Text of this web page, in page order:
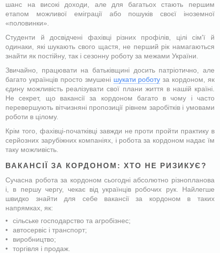
шанс на високі доходи, але для багатьох стають першим
етапом можливої еміграції або пошуків своєї іноземної
«половинки».
Студенти й досвідчені фахівці різних профілів, цілі сім'ї й
одинаки, які шукають свого щастя, не перший рік намагаються
знайти як постійну, так і сезонну роботу за межами України.
Звичайно, працювати на батьківщині досить патріотично, але
багато українців просто змушені шукати роботу за кордоном, як
єдину можливість реалізувати свої плани життя в нашій країні.
Не секрет, що вакансії за кордоном багато в чому і часто
перевершують вітчизняні пропозиції рівнем заробітків і умовами
роботи в цілому.
Крім того, фахівці-початківці завжди не проти пройти практику в
серйозних зарубіжних компаніях, і робота за кордоном надає їм
таку можливість.
ВАКАНСІЇ ЗА КОРДОНОМ: ХТО НЕ РИЗИКУЄ?
Сучасна робота за кордоном сьогодні абсолютно різнопланова
і, в першу чергу, чекає від українців робочих рук. Найлегше
швидко знайти для себе вакансії за кордоном в таких
напрямках, як:
сільське господарство та агробізнес;
автосервіс і транспорт;
виробництво;
торгівля і продаж.